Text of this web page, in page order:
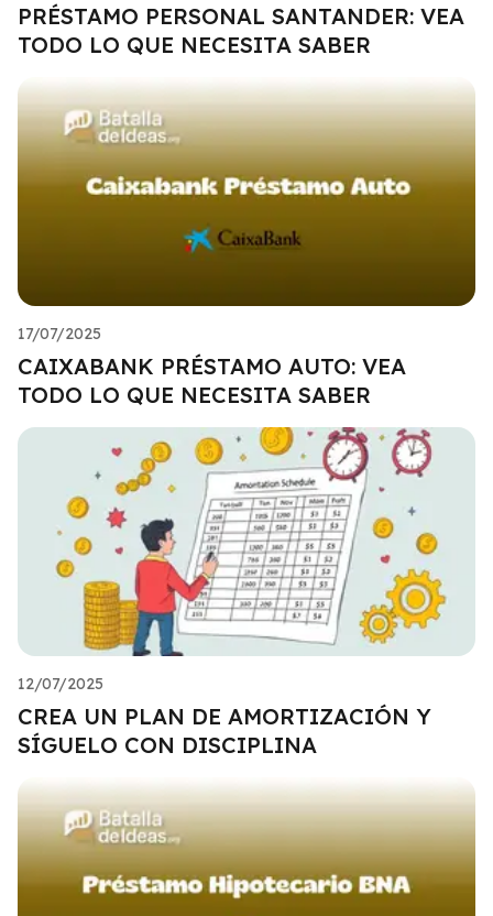
PRÉSTAMO PERSONAL SANTANDER: VEA
TODO LO QUE NECESITA SABER
17/07/2025
CAIXABANK PRÉSTAMO AUTO: VEA
TODO LO QUE NECESITA SABER
12/07/2025
CREA UN PLAN DE AMORTIZACIÓN Y
SÍGUELO CON DISCIPLINA